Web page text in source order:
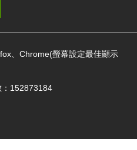
、Chrome(螢幕設定最佳顯示
152873184